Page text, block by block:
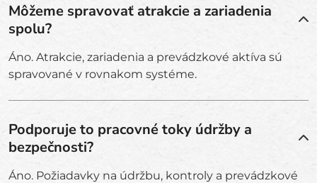
Môžeme spravovať atrakcie a zariadenia
spolu?
Áno. Atrakcie, zariadenia a prevádzkové aktíva sú
spravované v rovnakom systéme.
Podporuje to pracovné toky údržby a
bezpečnosti?
Áno. Požiadavky na údržbu, kontroly a prevádzkové